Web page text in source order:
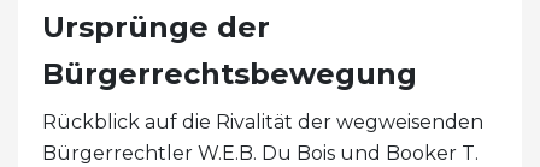
Ursprünge der
Bürgerrechtsbewegung
Rückblick auf die Rivalität der wegweisenden
Bürgerrechtler W.E.B. Du Bois und Booker T.